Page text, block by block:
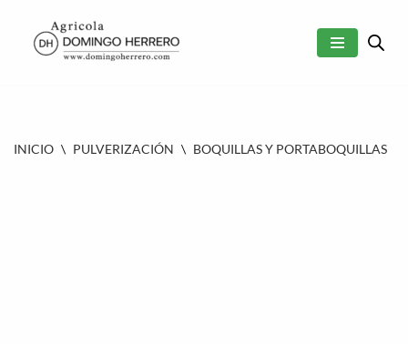
SALTAR
INICIO \ PULVERIZACIÓN \ BOQUILLAS Y PORTABOQUILLAS